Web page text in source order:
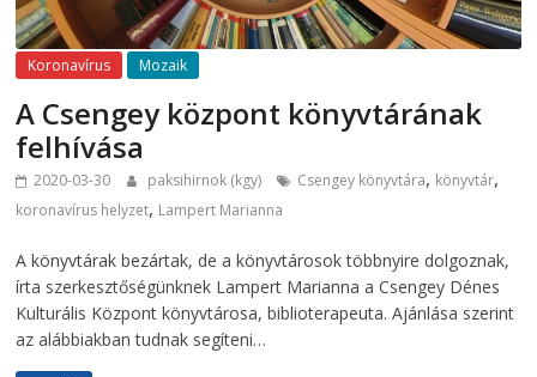
Koronavírus Mozaik
A Csengey központ könyvtárának
felhívása
2020-03-30 paksihirnok (kgy) Csengey könyvtára, könyvtár,
koronavírus helyzet, Lampert Marianna
A könyvtárak bezártak, de a könyvtárosok többnyire dolgoznak,
írta szerkesztőségünknek Lampert Marianna a Csengey Dénes
Kulturális Központ könyvtárosa, biblioterapeuta. Ajánlása szerint
az alábbiakban tudnak segíteni…